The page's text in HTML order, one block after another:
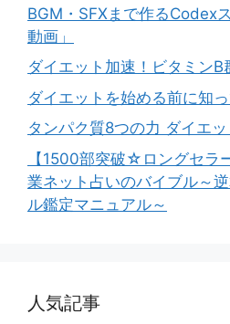
BGM・SFXまで作るCodex
動画」
ダイエット加速！ビタミン
ダイエットを始める前に知
タンパク質8つの力 ダイエ
【1500部突破☆ロングセラ
業ネット占いのバイブル～
ル鑑定マニュアル～
人気記事